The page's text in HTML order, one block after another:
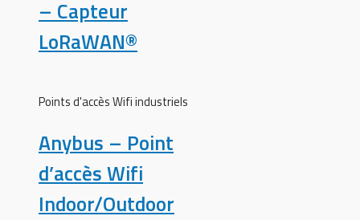
– Capteur
LoRaWAN®
Points d'accès Wifi industriels
Anybus – Point
d’accès Wifi
Indoor/Outdoor